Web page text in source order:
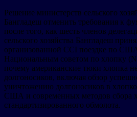
Решение министерств сельского
Бангладеш отменить требования к
после того, как шесть членов
сельского хозяйства Бангладеш
организованной CCI поездке по
Национальным советом по хлопку
почему американские тюки хлопка
долгоносиков, включая обзор
уничтожению долгоносиков в
США и современных методов сбора
стандартизированного обмолота.